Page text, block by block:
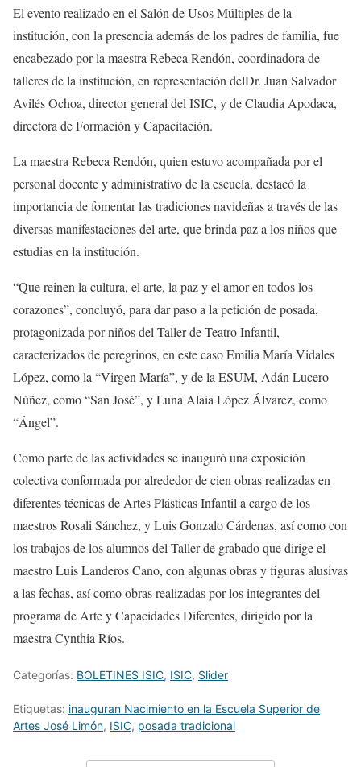
El evento realizado en el Salón de Usos Múltiples de la
institución, con la presencia además de los padres de familia, fue
encabezadopor la maestra Rebeca Rendón, coordinadora de
talleres de la institución, en representación delDr. Juan Salvador
Avilés Ochoa, director general del ISIC, y de Claudia Apodaca,
directora de Formación y Capacitación.
La maestra Rebeca Rendón, quien estuvo acompañada por el
personal docente y administrativo de la escuela, destacó la
importancia de fomentar las tradiciones navideñas a través de las
diversas manifestaciones del arte, que brinda paz a los niños que
estudias en la institución.
“Que reinen la cultura, el arte, la paz y el amor en todos los
corazones”, concluyó, para dar paso a la petición de posada,
protagonizada por niños del Taller de Teatro Infantil,
caracterizados de peregrinos, en este casoEmilia María Vidales
López, como la “Virgen María”, y de la ESUM, Adán Lucero
Núñez, como “San José”, yLuna Alaia López Álvarez, como
“Ángel”.
Como parte de las actividades se inauguró una exposición
colectiva conformada por alrededor de cien obras realizadas en
diferentes técnicas de Artes Plásticas Infantil a cargo de los
maestrosRosali Sánchez, y Luis Gonzalo Cárdenas, así como con
los trabajos delos alumnos del Taller de grabado que dirige el
maestro Luis Landeros Cano, con algunas obras y figuras alusivas
a las fechas, así comoobras realizadas porlosintegrantes del
programa de Arte y Capacidades Diferentes, dirigido por la
maestra Cynthia Ríos.
Categorías: BOLETINES ISIC, ISIC, Slider
Etiquetas: inauguran Nacimiento en la Escuela Superior de
Artes José Limón, ISIC, posada tradicional